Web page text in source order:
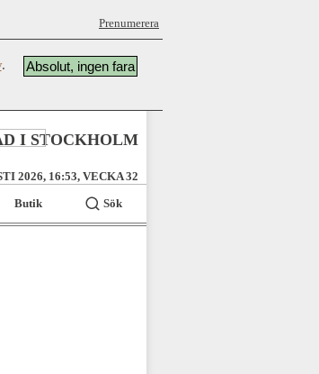
Prenumerera
.
Absolut, ingen fara
I STOCKHOLM
2026, 16:53, VECKA 32
Butik Sök